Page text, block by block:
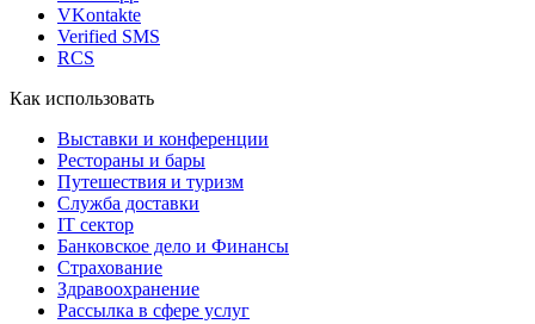
VKontakte
Verified SMS
RCS
Как использовать
Выставки и конференции
Рестораны и бары
Путешествия и туризм
Служба доставки
IT сектор
Банковское дело и Финансы
Страхование
Здравоохранение
Рассылка в сфере услуг